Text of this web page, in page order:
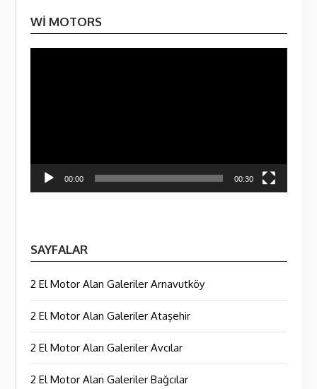
WI MOTORS
00:00 00:30
SAYFALAR
2 El Motor Alan Galeriler Arnavutköy
2 El Motor Alan Galeriler Ataşehir
2 El Motor Alan Galeriler Avcılar
2 El Motor Alan Galeriler Bağcılar